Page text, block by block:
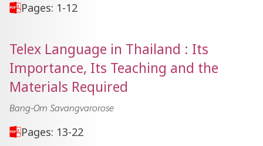
Pages: 1-12
Telex Language in Thailand : Its
Importance, Its Teaching and the
Materials Required
Bang-Orn Savangvarorose
Pages: 13-22